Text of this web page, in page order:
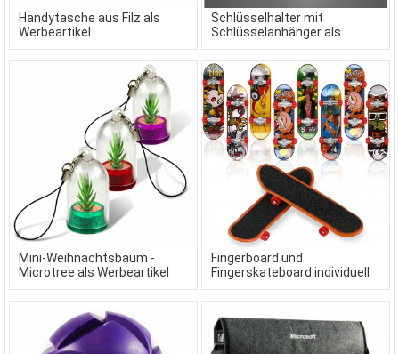
Handytasche aus Filz als
Werbeartikel
Schlüsselhalter mit
Schlüsselanhänger als
Werbemittel
Mini-Weihnachtsbaum -
Microtree als Werbeartikel
Fingerboard und
Fingerskateboard individuell
gestaltet in Ihrem Design